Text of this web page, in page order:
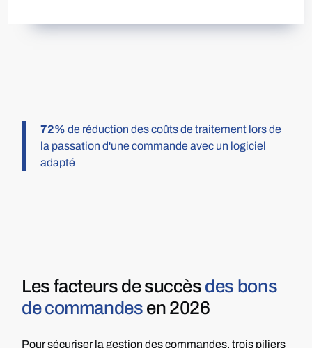
72%de réduction des coûts de traitement lors de
la passation d'une commande avec un logiciel
adapté
Les facteurs de succès des bons
de commandes en 2026
Pour sécuriser la gestion des commandes, trois piliers